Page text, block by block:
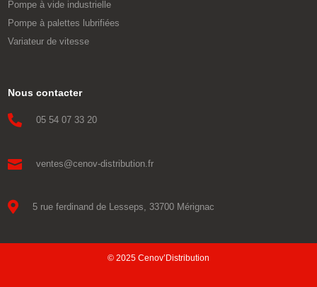
Pompe à vide industrielle
Pompe à palettes lubrifiées
Variateur de vitesse
Nous contacter
 05 54 07 33 20
 ventes@cenov-distribution.fr
 5 rue ferdinand de Lesseps, 33700 Mérignac
© 2025 Cenov’Distribution